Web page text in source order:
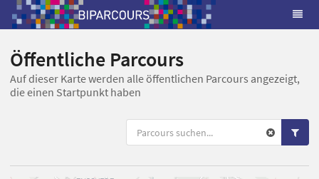
Öffentliche Parcours
Auf dieser Karte werden alle öffentlichen Parcours angezeigt,
die einen Startpunkt haben